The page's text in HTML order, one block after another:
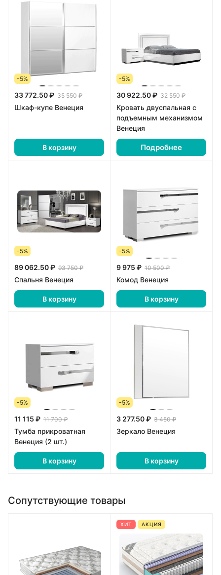
-5%
33 772.50 ₽ 35 550 ₽
Шкаф-купе Венеция
В корзину
-5%
30 922.50 ₽ 32 550 ₽
Кровать двуспальная с
подъемным механизмом
Венеция
Подробнее
-5%
89 062.50 ₽ 93 750 ₽
Спальня Венеция
В корзину
-5%
9 975 ₽ 10 500 ₽
Комод Венеция
В корзину
-5%
11 115 ₽ 11 700 ₽
Тумба прикроватная
Венеция (2 шт.)
В корзину
-5%
3 277.50 ₽ 3 450 ₽
Зеркало Венеция
В корзину
Сопутствующие товары
ХИТ АКЦИЯ